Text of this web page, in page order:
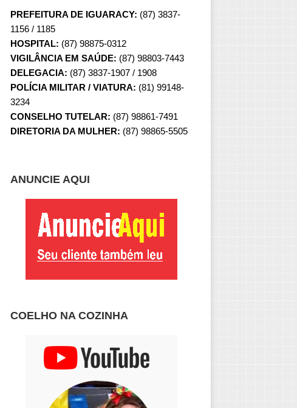
PREFEITURA DE IGUARACY: (87) 3837-
1156 / 1185
HOSPITAL: (87) 98875-0312
VIGILÂNCIA EM SAÚDE: (87) 98803-7443
DELEGACIA: (87) 3837-1907 / 1908
POLÍCIA MILITAR / VIATURA: (81) 99148-
3234
CONSELHO TUTELAR: (87) 98861-7491
DIRETORIA DA MULHER: (87) 98865-5505
ANUNCIE AQUI
COELHO NA COZINHA